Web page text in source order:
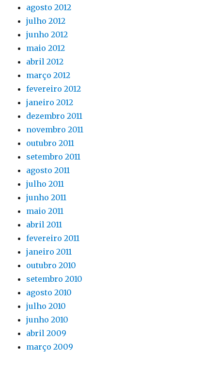
agosto 2012
julho 2012
junho 2012
maio 2012
abril 2012
março 2012
fevereiro 2012
janeiro 2012
dezembro 2011
novembro 2011
outubro 2011
setembro 2011
agosto 2011
julho 2011
junho 2011
maio 2011
abril 2011
fevereiro 2011
janeiro 2011
outubro 2010
setembro 2010
agosto 2010
julho 2010
junho 2010
abril 2009
março 2009